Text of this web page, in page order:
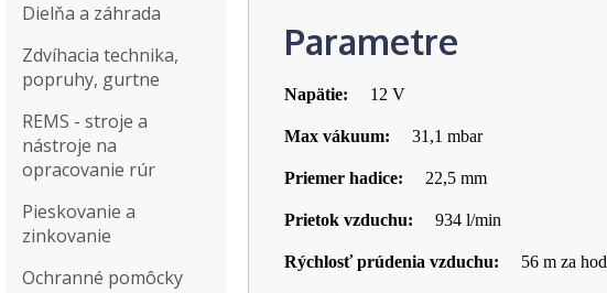
Dielňa a záhrada
Zdvíhacia technika,
popruhy, gurtne
REMS - stroje a
nástroje na
opracovanie rúr
Pieskovanie a
zinkovanie
Ochranné pomôcky
Parametre
Napätie: 12 V
Max vákuum: 31,1 mbar
Priemer hadice: 22,5 mm
Prietok vzduchu: 934 l/min
Rýchlosť prúdenia vzduchu: 56 m za hod